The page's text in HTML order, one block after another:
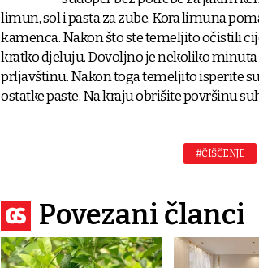
limun, sol i pasta za zube. Kora limuna
kamenca. Nakon što ste temeljito očistili
kratko djeluju. Dovoljno je nekoliko
prljavštinu. Nakon toga temeljito isperite
ostatke paste. Na kraju obrišite površinu
#ČIŠČENJE
Povezani članci